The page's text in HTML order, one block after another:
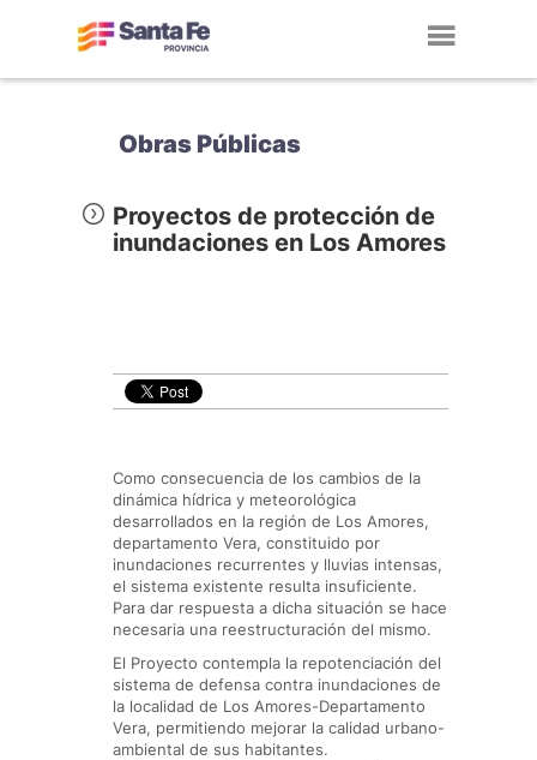
Obras Públicas
Proyectos de protección de
inundaciones en Los Amores
Como consecuencia de los cambios de la
dinámica hídrica y meteorológica
desarrollados en la región de Los Amores,
departamento Vera, constituido por
inundaciones recurrentes y lluvias intensas,
el sistema existente resulta insuficiente.
Para dar respuesta a dicha situación se hace
necesaria una reestructuración del mismo.
El Proyecto contempla la repotenciación del
sistema de defensa contra inundaciones de
la localidad de Los Amores-Departamento
Vera, permitiendo mejorar la calidad urbano-
ambiental de sus habitantes.